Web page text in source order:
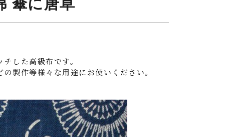
傘に唐草
した高級布です。
製作等様々な用途にお使いください。